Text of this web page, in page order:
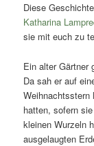
Diese
Katharina
sie mit euch zu
Ein alter Gärtner
Da sah er auf
Weihnachtsstern
hatten, sofern
kleinen Wurzeln
ausgelaugten